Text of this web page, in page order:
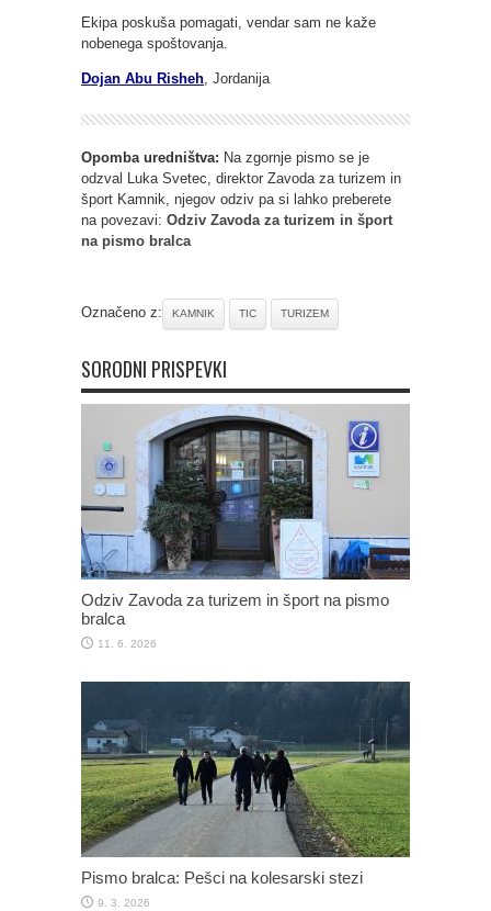
Ekipa poskuša pomagati, vendar sam ne kaže
nobenega spoštovanja.
Dojan Abu Risheh , Jordanija
Opomba uredništva: Na zgornje pismo se je
odzval Luka Svetec, direktor Zavoda za turizem in
šport Kamnik, njegov odziv pa si lahko preberete
na povezavi: Odziv Zavoda za turizem in šport
na pismo bralca
Označeno z: KAMNIK TIC TURIZEM
SORODNI PRISPEVKI
Odziv Zavoda za turizem in šport na pismo
bralca
11. 6. 2026
Pismo bralca: Pešci na kolesarski stezi
9. 3. 2026